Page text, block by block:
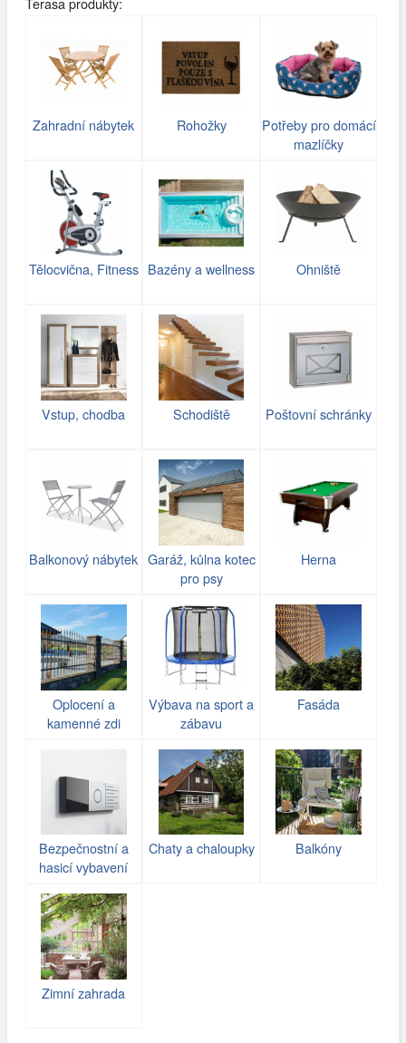
Zahradní nábytek Rohožky
Potřeby pro domácí
mazlíčky
Tělocvična, Fitness Bazény a wellness Ohniště
Vstup, chodba Schodiště Poštovní schránky
Balkonový nábytek Garáž, kůlna kotec
pro psy
Herna
Oplocení a
kamenné zdi
Výbava na sport a
zábavu
Fasáda
Bezpečnostní a
hasicí vybavení
Chaty a chaloupky Balkóny
Zimní zahrada